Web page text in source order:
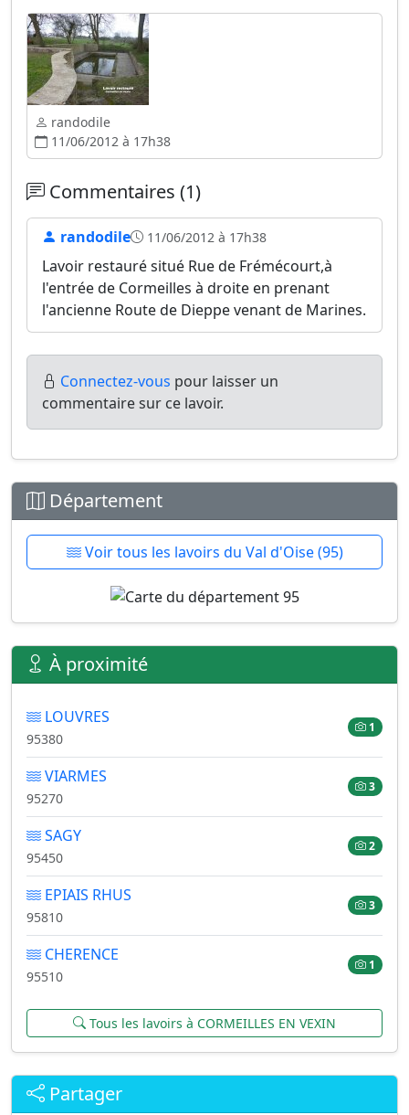
randodile
11/06/2012 à 17h38
Commentaires (1)
randodile 11/06/2012 à 17h38
Lavoir restauré situé Rue de Frémécourt,à
l'entrée de Cormeilles à droite en prenant
l'ancienne Route de Dieppe venant de Marines.
Connectez-vous pour laisser un
commentaire sur ce lavoir.
Département
Voir tous les lavoirs du Val d'Oise (95)
À proximité
LOUVRES
95380
1
VIARMES
95270
3
SAGY
95450
2
EPIAIS RHUS
95810
3
CHERENCE
95510
1
Tous les lavoirs à CORMEILLES EN VEXIN
Partager